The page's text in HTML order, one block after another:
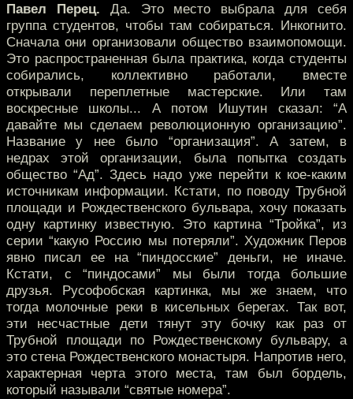
Павел Перец. Да. Это место выбрала для себя
группа студентов, чтобы там собираться. Инкогнито.
Сначала они организовали общество взаимопомощи.
Это распространенная была практика, когда студенты
собирались, коллективно работали, вместе
открывали переплетные мастерские. Или там
воскресные школы... А потом Ишутин сказал: “А
давайте мы сделаем революционную организацию”.
Название у нее было “организация”. А затем, в
недрах этой организации, была попытка создать
общество “Ад”. Здесь надо уже перейти к кое-каким
источникам информации. Кстати, по поводу Трубной
площади и Рождественского бульвара, хочу показать
одну картинку известную. Это картина “Тройка”, из
серии “какую Россию мы потеряли”. Художник Перов
явно писал ее на “пиндосские” деньги, не иначе.
Кстати, с “пиндосами” мы были тогда большие
друзья. Русофобская картинка, мы же знаем, что
тогда молочные реки в кисельных берегах. Так вот,
эти несчастные дети тянут эту бочку как раз от
Трубной площади по Рождественскому бульвару, а
это стена Рождественского монастыря. Напротив него,
характерная черта этого места, там был бордель,
который называли “святые номера”.